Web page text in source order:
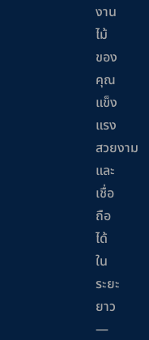
งาน
ไม้
ของ
คุณ
แข็ง
แรง
สวยงาม
และ
เชื่อ
ถือ
ได้
ใน
ระยะ
ยาว
—